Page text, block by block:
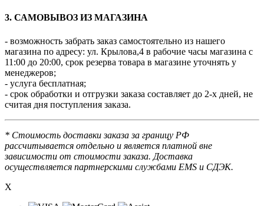
3. САМОВЫВОЗ ИЗ МАГАЗИНА
- возможность забрать заказ самостоятельно из нашего
магазина по адресу: ул. Крылова,4 в рабочие часы магазина с
11:00 до 20:00, срок резерва товара в магазине уточнять у
менеджеров;
- услуга бесплатная;
- срок обработки и отгрузки заказа составляет до 2-х дней, не
считая дня поступления заказа.
* Стоимость доставки заказа за границу РФ
рассчитывается отдельно и является платной вне
зависимости от стоимости заказа. Доставка
осуществляется партнерскими службами EMS и СДЭК.
X